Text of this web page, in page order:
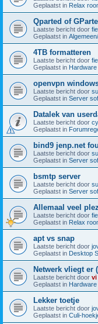
Geplaatst in Relax
Qparted of
Laatste bericht door
Geplaatst in
4TB formatteren
Laatste bericht door
Geplaatst in
openvpn
Laatste bericht door
Geplaatst in Server
Datalek van
Laatste bericht door
Geplaatst in
bind9 jenp.net
Laatste bericht door
Geplaatst in Server
bsmtp server
Laatste bericht door
Geplaatst in Server
Allemaal veel
Laatste bericht door
Geplaatst in Relax
apt vs snap
Laatste bericht door
Geplaatst in Desktop
Netwerk vliegt er
Laatste bericht door vi
Geplaatst in
Lekker toetje
Laatste bericht door
Geplaatst in Culi-